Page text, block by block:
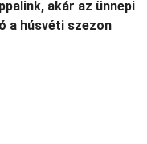
akár az ünnepi
a húsvéti szezon